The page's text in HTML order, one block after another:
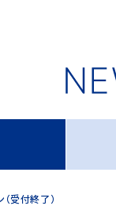
受付終了）